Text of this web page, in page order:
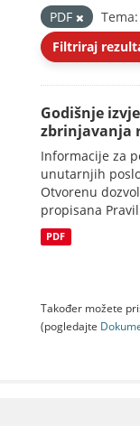
PDF
Tema:
Filtriraj
Godišnje
zbrinjavanja
Informacije za
unutarnjih
Otvorenu
propisana
PDF
Također možete
(pogledajte